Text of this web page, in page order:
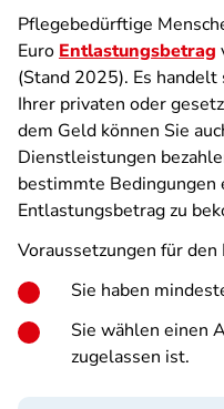
Pflegebedürftige
Euro Entlastungsbetrag
(Stand 2025). Es
Ihrer privaten oder
dem Geld können Sie
Dienstleistungen
bestimmte Bedingungen
Entlastungsbetrag zu
Voraussetzungen für
Sie haben
Sie wählen einen
zugelassen ist.